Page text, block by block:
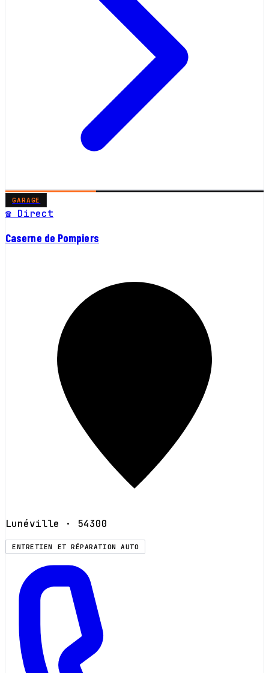
GARAGE
☎ Direct
Caserne de Pompiers
Lunéville · 54300
ENTRETIEN ET RÉPARATION AUTO